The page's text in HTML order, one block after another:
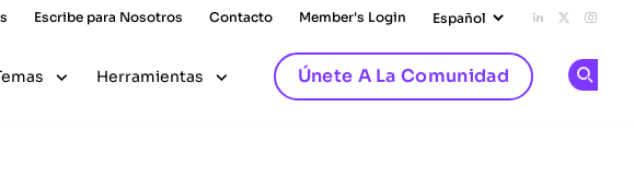
Escribe para Nosotros Contacto Member's Login Add us on
Follow
Herramientas Únete A La Comunidad